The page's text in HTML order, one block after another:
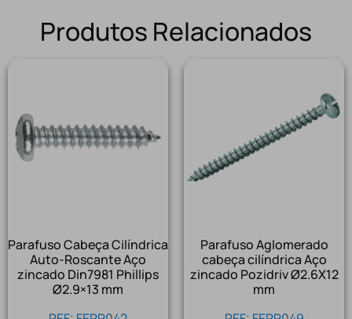
Produtos Relacionados
Parafuso Cabeça Cilíndrica
Auto-Roscante Aço
zincado Din7981 Phillips
Ø2.9×13 mm
Parafuso Aglomerado
cabeça cilíndrica Aço
zincado Pozidriv Ø2.6X12
mm